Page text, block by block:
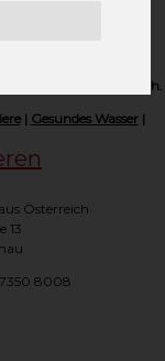
aus Österreich.
| Gesundes Wasser|
Österreich
13
8008